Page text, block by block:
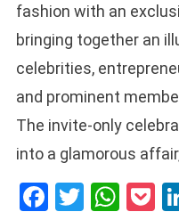
fashion with an
bringing together an
celebrities,
and prominent
The invite-only
into a glamorous
Facebook
Twitter